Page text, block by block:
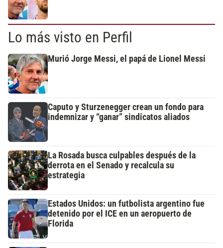
Lo más visto en Perfil
Murió Jorge Messi, el papá de Lionel Messi
Caputo y Sturzenegger crean un fondo para
indemnizar y “ganar” sindicatos aliados
La Rosada busca culpables después de la
derrota en el Senado y recalcula su
estrategia
Estados Unidos: un futbolista argentino fue
detenido por el ICE en un aeropuerto de
Florida